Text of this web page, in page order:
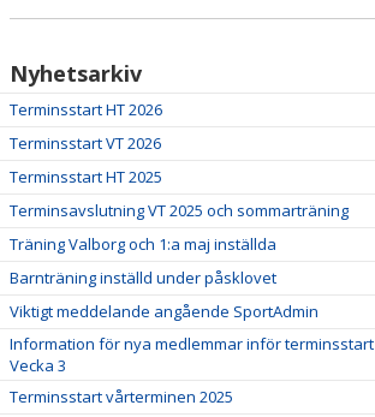
Nyhetsarkiv
Terminsstart HT 2026
Terminsstart VT 2026
Terminsstart HT 2025
Terminsavslutning VT 2025 och sommarträning
Träning Valborg och 1:a maj inställda
Barnträning inställd under påsklovet
Viktigt meddelande angående SportAdmin
Information för nya medlemmar inför terminsstart
Vecka 3
Terminsstart vårterminen 2025